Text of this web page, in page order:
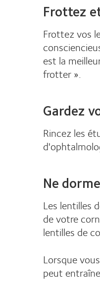
Frottez
Frottez vos
est la
frotter ».
Gardez
Rincez les
Ne
Les lentilles
de votre
lentilles de
Lorsque
peut